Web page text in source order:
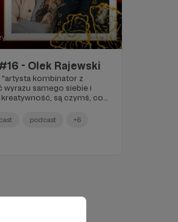
- Olek Rajewski
kombinator z
wyrazu samego siebie i
są czymś, co
podcast +6